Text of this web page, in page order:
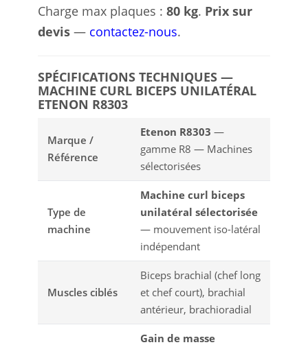
Charge max plaques : 80 kg. Prix sur
devis — contactez-nous.
SPÉCIFICATIONS TECHNIQUES —
MACHINE CURL BICEPS UNILATÉRAL
ETENON R8303
Marque /
Référence
Etenon R8303 —
gamme R8 — Machines
sélectorisées
Type de
machine
Machine curl biceps
unilatéral sélectorisée
— mouvement iso-latéral
indépendant
Muscles ciblés
Biceps brachial (chef long
et chef court), brachial
antérieur, brachioradial
Gain de masse